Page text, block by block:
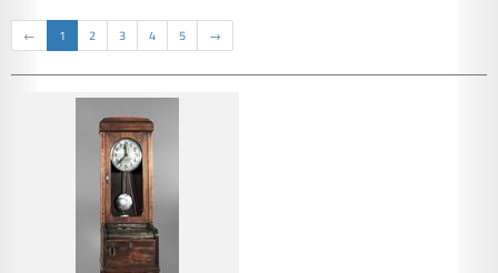
← 1 2 3 4 5 →